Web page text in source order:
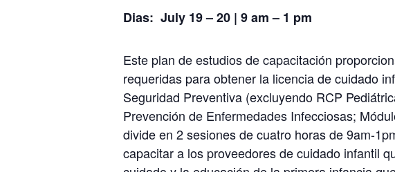
Dias: July 19 – 20 | 9 am – 1 pm
Este plan de estudios de capacitación
requeridas para obtener la licencia de cuidado
Seguridad Preventiva (excluyendo RCP
Prevención de Enfermedades Infecciosas;
divide en 2 sesiones de cuatro horas de 9am-
capacitar a los proveedores de cuidado infantil